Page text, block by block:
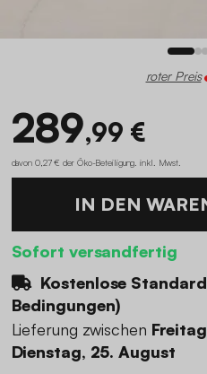
roter Preis
289,99 €
davon 0,27 € der Öko-Beteiligung inkl. Mwst.
IN DEN
Sofort versandfertig
Kostenlose
Bedingungen)
Lieferung zwischen
Dienstag, 25. August